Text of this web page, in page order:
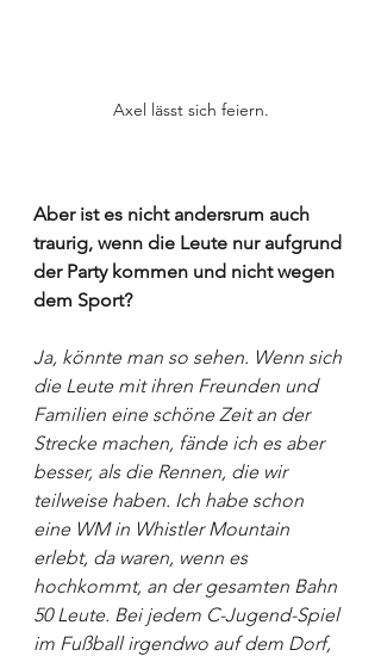
Axel lässt sich feiern.
Aber ist es nicht andersrum auch
traurig, wenn die Leute nur aufgrund
der Party kommen und nicht wegen
dem Sport?
Ja, könnte man so sehen. Wenn sich
die Leute mit ihren Freunden und
Familien eine schöne Zeit an der
Strecke machen, fände ich es aber
besser, als die Rennen, die wir
teilweise haben. Ich habe schon
eine WM in Whistler Mountain
erlebt, da waren, wenn es
hochkommt, an der gesamten Bahn
50 Leute. Bei jedem C-Jugend-Spiel
im Fußball irgendwo auf dem Dorf,